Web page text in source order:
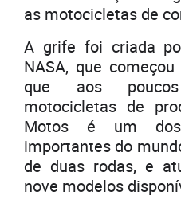
as motocicletas de
A grife foi criada
NASA, que
que aos
motocicletas de
Motos é um
importantes do
de duas rodas, e
nove modelos